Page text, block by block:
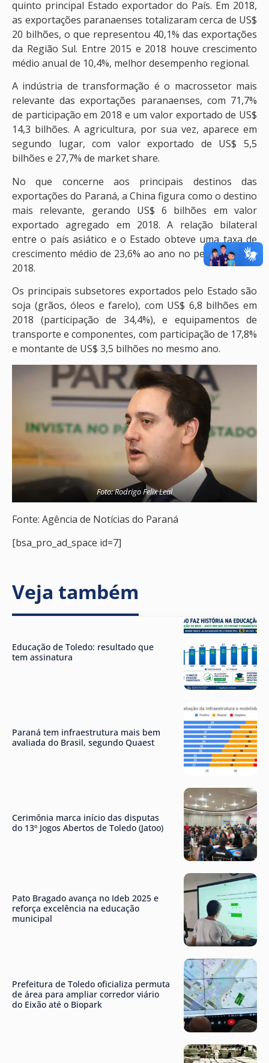
quinto principal Estado exportador do País. Em 2018,
as exportações paranaenses totalizaram cerca de US$
20 bilhões, o que representou 40,1% das exportações
da Região Sul. Entre 2015 e 2018 houve crescimento
médio anual de 10,4%, melhor desempenho regional.
A indústria de transformação é o macrossetor mais
relevante das exportações paranaenses, com 71,7%
de participação em 2018 e um valor exportado de US$
14,3 bilhões. A agricultura, por sua vez, aparece em
segundo lugar, com valor exportado de US$ 5,5
bilhões e 27,7% de market share.
No que concerne aos principais destinos das
exportações do Paraná, a China figura como o destino
mais relevante, gerando US$ 6 bilhões em valor
exportado agregado em 2018. A relação bilateral
entre o país asiático e o Estado obteve uma taxa de
crescimento médio de 23,6% ao ano no período 2015-
2018.
Os principais subsetores exportados pelo Estado são
soja (grãos, óleos e farelo), com US$ 6,8 bilhões em
2018 (participação de 34,4%), e equipamentos de
transporte e componentes, com participação de 17,8%
e montante de US$ 3,5 bilhões no mesmo ano.
Foto: Rodrigo Felix Leal
Fonte: Agência de Notícias do Paraná
[bsa_pro_ad_space id=7]
Veja também
Educação de Toledo: resultado que
tem assinatura
Paraná tem infraestrutura mais bem
avaliada do Brasil, segundo Quaest
Cerimônia marca início das disputas
do 13º Jogos Abertos de Toledo (Jatoo)
Pato Bragado avança no Ideb 2025 e
reforça excelência na educação
municipal
Prefeitura de Toledo oficializa permuta
de área para ampliar corredor viário
do Eixão até o Biopark